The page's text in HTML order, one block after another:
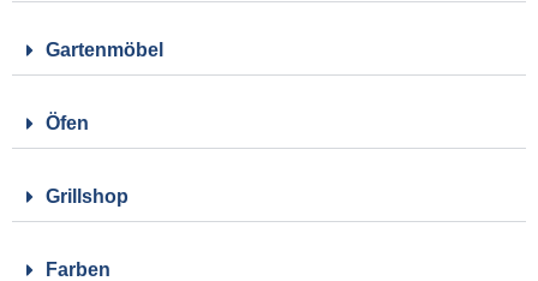
Gartenmöbel
Öfen
Grillshop
Farben